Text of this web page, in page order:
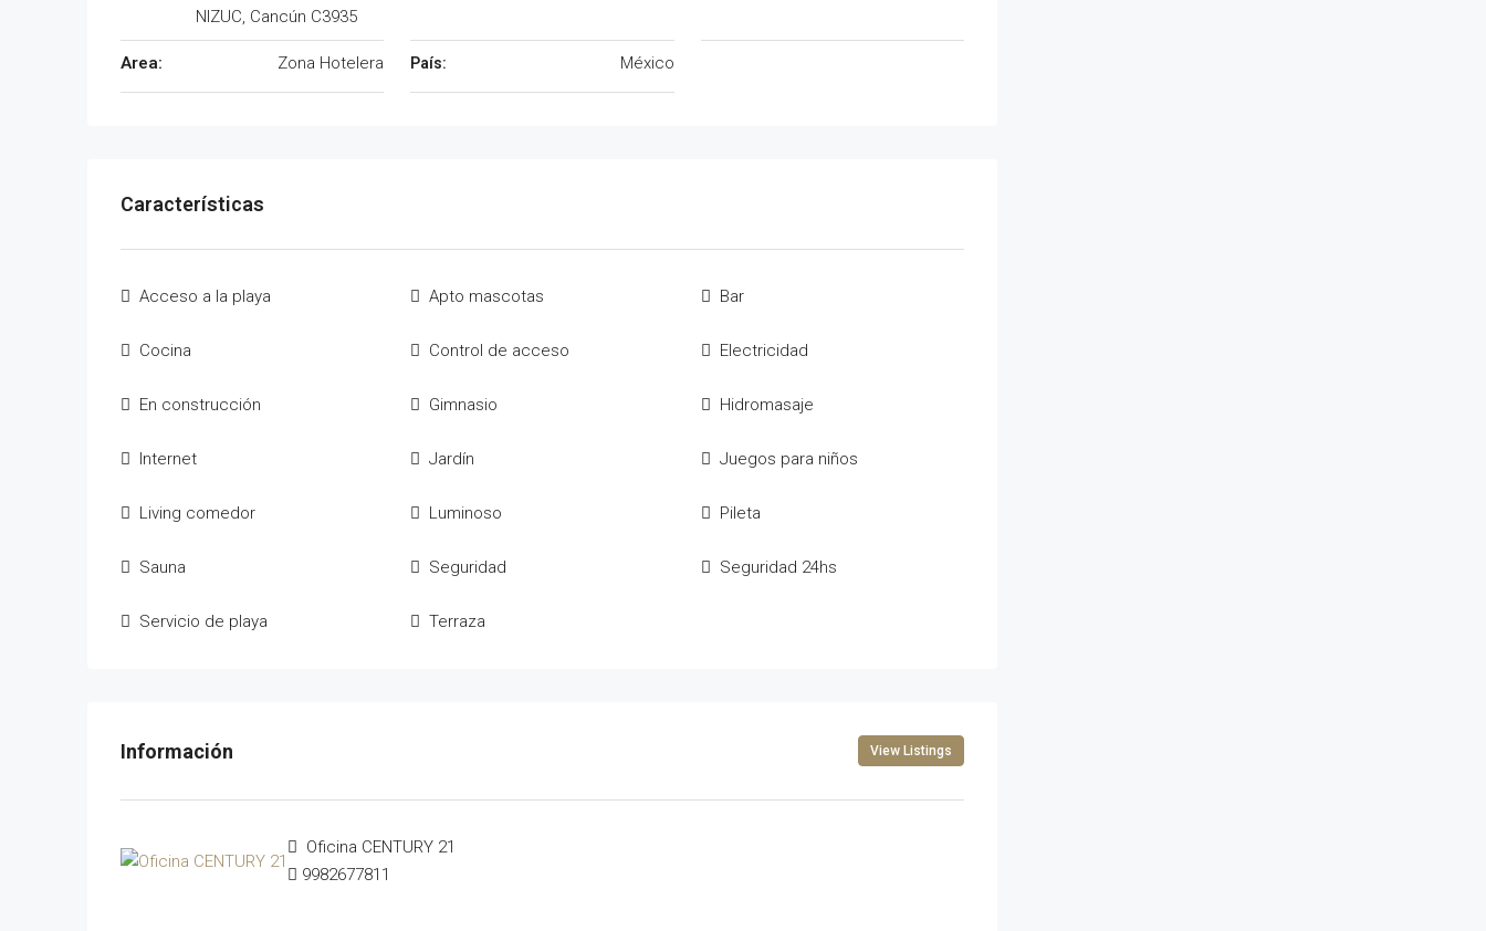
NIZUC, Cancún C3935
Area: Zona Hotelera México
Acceso a la playa Apto mascotas Bar
Cocina Control de acceso Electricidad
En construcción Gimnasio Hidromasaje
Internet Jardín Juegos para niños
Living comedor Luminoso Pileta
Sauna Seguridad Seguridad 24hs
Servicio de playa Terraza
View Listings
Oficina CENTURY 21
9982677811